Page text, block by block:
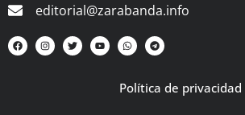
editorial@zarabanda.info
Política de privacidad